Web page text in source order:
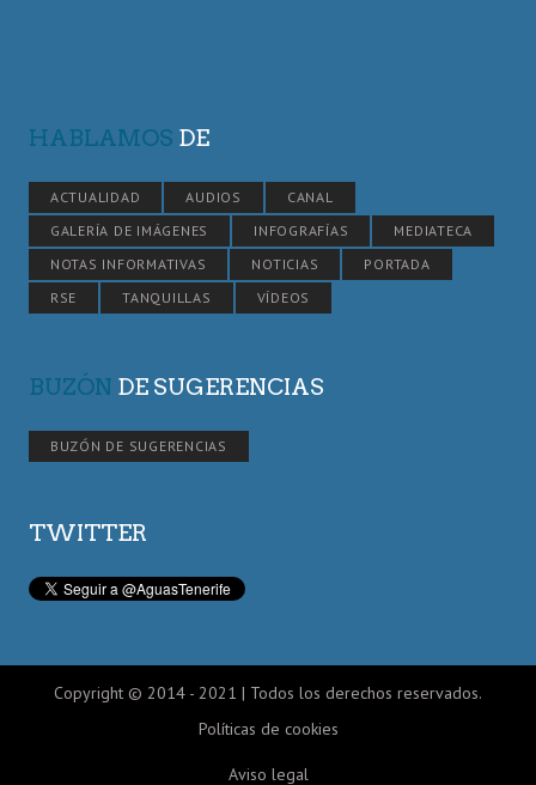
HABLAMOS DE
ACTUALIDAD AUDIOS
CANAL
GALERÍA DE IMÁGENES
INFOGRAFÍAS
MEDIATECA
NOTAS INFORMATIVAS
NOTICIAS
PORTADA
RSE
TANQUILLAS VÍDEOS
BUZÓN DE SUGERENCIAS
BUZÓN DE SUGERENCIAS
TWITTER
Copyright © 2014 - 2021 | Todos los derechos reservados.
Políticas de cookies
Aviso legal